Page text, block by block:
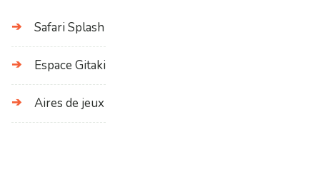
Safari Splash
Espace Gitaki
Aires de jeux